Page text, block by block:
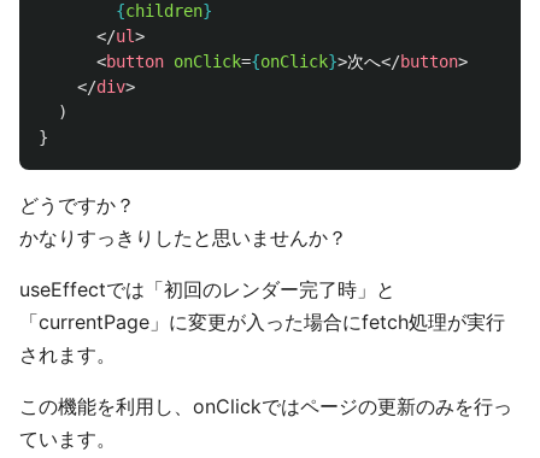
{children}
</ul>
<button onClick={onClick}>次へ</button>
</div>
)
}
どうですか？
かなりすっきりしたと思いませんか？
useEffectでは「初回のレンダー完了時」と
「currentPage」に変更が入った場合にfetch処理が実行
されます。
この機能を利用し、onClickではページの更新のみを行っ
ています。